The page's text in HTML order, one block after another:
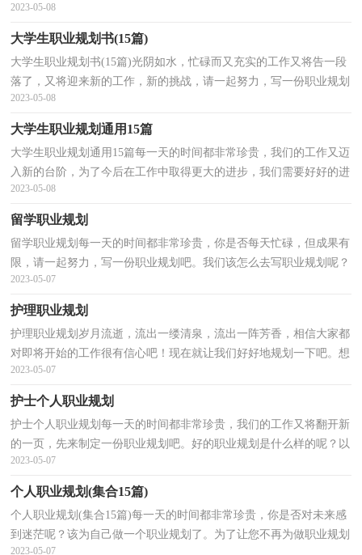
该好好规划一下自己接下来的职业发展道路了。为了让您...
2023-05-08
大学生职业规划书(15篇)
大学生职业规划书(15篇)光阴如水，忙碌而又充实的工作又将告一段
落了，又将迎来新的工作，新的挑战，请一起努力，写一份职业规划
吧。为了让您不再为做职业规划头疼，下面是小编为大家收...
2023-05-08
大学生职业规划通用15篇
大学生职业规划通用15篇每一天的时间都非常珍贵，我们的工作又迈
入新的台阶，为了今后在工作中取得更大的进步，我们需要好好的进
行职业规划了。那么你知道职业规划是用什么方法吗...
2023-05-08
留学职业规划
留学职业规划每一天的时间都非常珍贵，你是否每天忙碌，但成果有
限，请一起努力，写一份职业规划吧。我们该怎么去写职业规划呢？
以下是小编帮大家整理的留学职业规划，欢迎阅读，希望大家...
2023-05-07
护理职业规划
护理职业规划岁月流逝，流出一缕清泉，流出一阵芳香，相信大家都
对即将开始的工作很有信心吧！现在就让我们好好地规划一下吧。想
必许多人都在为如何写好职业规划而烦恼吧，下面是小编...
2023-05-07
护士个人职业规划
护士个人职业规划每一天的时间都非常珍贵，我们的工作又将翻开新
的一页，先来制定一份职业规划吧。好的职业规划是什么样的呢？以
下是小编整理的护士个人职业规划，供大家参考借鉴，希...
2023-05-07
个人职业规划(集合15篇)
个人职业规划(集合15篇)每一天的时间都非常珍贵，你是否对未来感
到迷茫呢？该为自己做一个职业规划了。为了让您不再为做职业规划
2023-05-07